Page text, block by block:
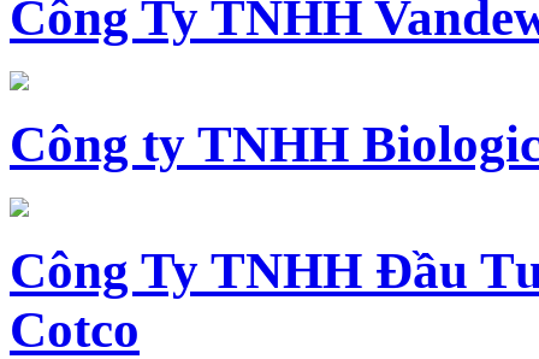
Công Ty TNHH
Công ty TNHH
Công Ty TNHH Đầu
Cotco